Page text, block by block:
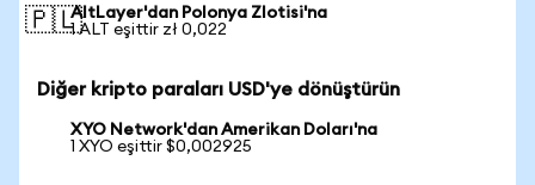
🇵🇱AltLayer'dan Polonya Zlotisi'na
1 ALT eşittir zł 0,022
Diğer kripto paraları USD'ye dönüştürün
XYO Network'dan Amerikan Doları'na
1 XYO eşittir $0,002925